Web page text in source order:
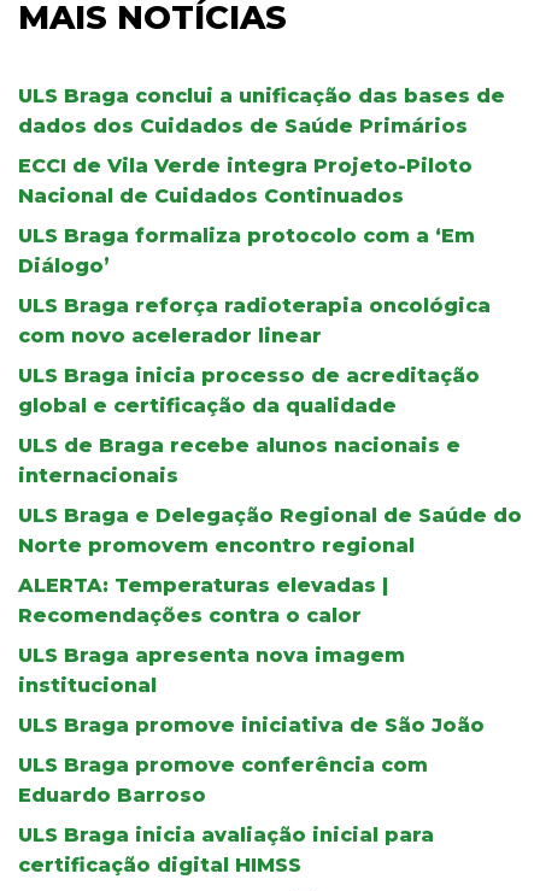
MAIS NOTÍCIAS
ULS Braga conclui a unificação das bases de
dados dos Cuidados de Saúde Primários
ECCI de Vila Verde integra Projeto-Piloto
Nacional de Cuidados Continuados
ULS Braga formaliza protocolo com a ‘Em
Diálogo’
ULS Braga reforça radioterapia oncológica
com novo acelerador linear
ULS Braga inicia processo de acreditação
global e certificação da qualidade
ULS de Braga recebe alunos nacionais e
internacionais
ULS Braga e Delegação Regional de Saúde do
Norte promovem encontro regional
ALERTA: Temperaturas elevadas |
Recomendações contra o calor
ULS Braga apresenta nova imagem
institucional
ULS Braga promove iniciativa de São João
ULS Braga promove conferência com
Eduardo Barroso
ULS Braga inicia avaliação inicial para
certificação digital HIMSS